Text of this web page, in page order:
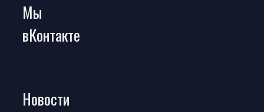
Мы
вКонтакте
Новости